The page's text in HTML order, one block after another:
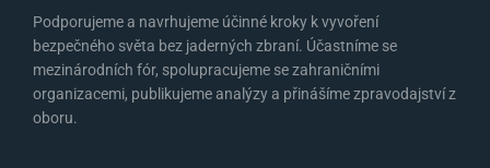
Podporujeme a navrhujeme účinné kroky k vyvoření
bezpečného světa bez jaderných zbraní. Účastníme se
mezinárodních fór, spolupracujeme se zahraničními
organizacemi, publikujeme analýzy a přinášíme zpravodajství z
oboru.